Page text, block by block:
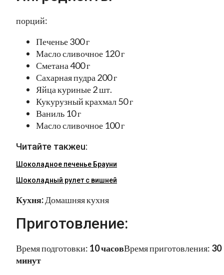
порций:
Печенье 300 г
Масло сливочное 120 г
Сметана 400 г
Сахарная пудра 200 г
Яйца куриные 2 шт.
Кукурузный крахмал 50 г
Ваниль 10 г
Масло сливочное 100 г
Читайте такжеu:
Шоколадное печенье Брауни
Шоколадный рулет с вишней
Кухня: Домашняя кухня
Приготовление:
Время подготовки: 10 часовВремя приготовления: 30
минут